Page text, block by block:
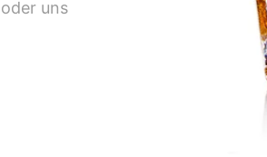
uns